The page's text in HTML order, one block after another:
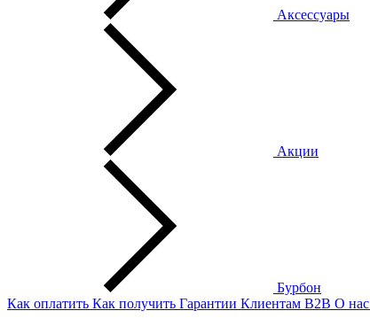
Аксессуары
Акции
Бурбон
Как оплатить Как получить Гарантии Клиентам B2B О нас